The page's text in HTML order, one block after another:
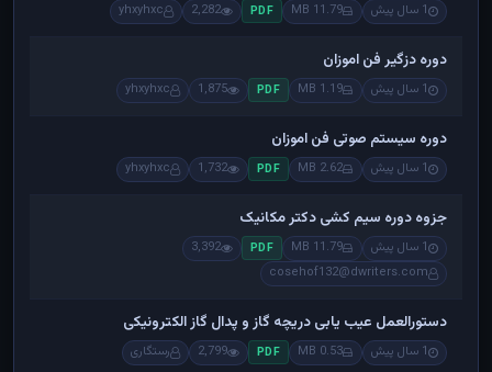
1 سال پیش 11.79 MB
PDF
2,282
yhxyhxc
دوره دزگیر فن اموزان
1 سال پیش 1.19 MB
PDF
1,875
yhxyhxc
دوره سیستم صوتی فن اموزان
1 سال پیش 2.62 MB
PDF
1,732
yhxyhxc
جزوه دوره سیم کشی دکتر مکانیک
1 سال پیش 11.79 MB
PDF
3,392
cosehof132@dwriters.com
دستورالعمل عیب یابی دریچه گاز و پدال گاز الکترونیکی
1 سال پیش 0.53 MB
PDF
2,799 رستگاری